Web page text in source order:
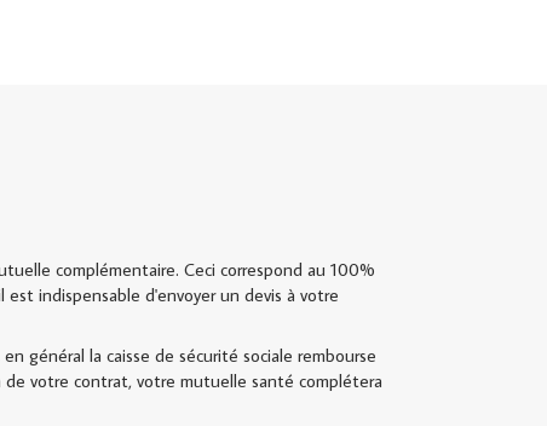
complémentaire. Ceci correspond au 100%
indispensable d'envoyer un devis à votre
général la caisse de sécurité sociale rembourse
votre contrat, votre mutuelle santé complétera